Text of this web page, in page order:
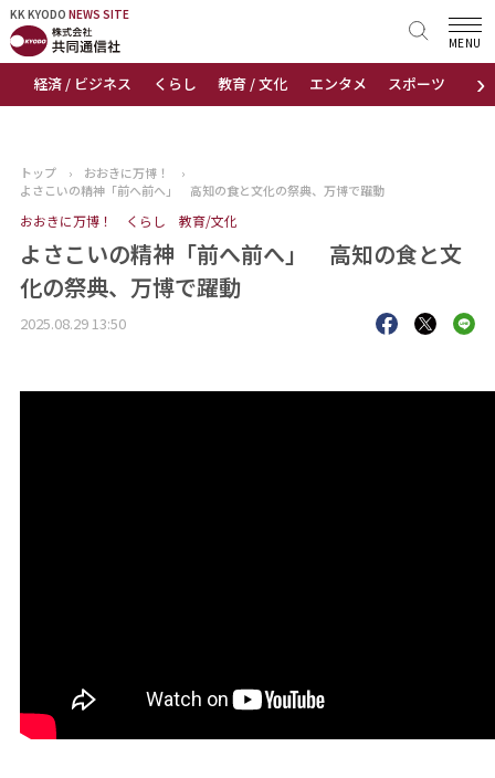
KK KYODO NEWS SITE
›
経済 / ビジネス くらし 教育 / 文化 エンタメ スポーツ 地域
MENU
KK KYODONEWS SITE
トップページ
ニュース
おすすめコンテンツ
出版物
トップ › おおきに万博！
›
よさこいの精神「前へ前へ」 高知の食と文化の祭典、万博で躍動
おおきに万博！ くらし 教育/文化
よさこいの精神「前へ前へ」 高知の食と文
化の祭典、万博で躍動
2025.08.29 13:50